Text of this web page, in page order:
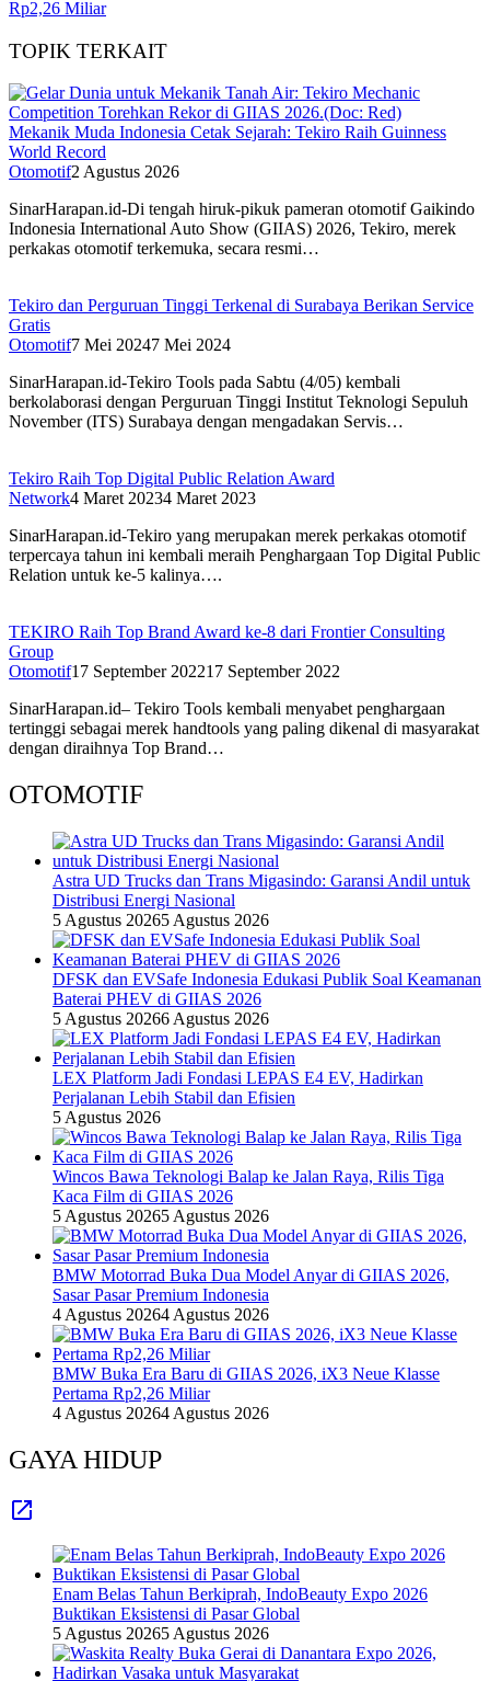
Rp2,26 Miliar
TOPIK TERKAIT
Mekanik Muda Indonesia Cetak Sejarah: Tekiro Raih Guinness
World Record
Otomotif2 Agustus 2026
SinarHarapan.id-Di tengah hiruk-pikuk pameran otomotif Gaikindo
Indonesia International Auto Show (GIIAS) 2026, Tekiro, merek
perkakas otomotif terkemuka, secara resmi…
Tekiro dan Perguruan Tinggi Terkenal di Surabaya Berikan Service
Gratis
Otomotif7 Mei 20247 Mei 2024
SinarHarapan.id-Tekiro Tools pada Sabtu (4/05) kembali
berkolaborasi dengan Perguruan Tinggi Institut Teknologi Sepuluh
November (ITS) Surabaya dengan mengadakan Servis…
Tekiro Raih Top Digital Public Relation Award
Network4 Maret 20234 Maret 2023
SinarHarapan.id-Tekiro yang merupakan merek perkakas otomotif
terpercaya tahun ini kembali meraih Penghargaan Top Digital Public
Relation untuk ke-5 kalinya….
TEKIRO Raih Top Brand Award ke-8 dari Frontier Consulting
Group
Otomotif17 September 202217 September 2022
SinarHarapan.id– Tekiro Tools kembali menyabet penghargaan
tertinggi sebagai merek handtools yang paling dikenal di masyarakat
dengan diraihnya Top Brand…
OTOMOTIF
Astra UD Trucks dan Trans Migasindo: Garansi Andil untuk
Distribusi Energi Nasional
5 Agustus 20265 Agustus 2026
DFSK dan EVSafe Indonesia Edukasi Publik Soal Keamanan
Baterai PHEV di GIIAS 2026
5 Agustus 20266 Agustus 2026
LEX Platform Jadi Fondasi LEPAS E4 EV, Hadirkan
Perjalanan Lebih Stabil dan Efisien
5 Agustus 2026
Wincos Bawa Teknologi Balap ke Jalan Raya, Rilis Tiga
Kaca Film di GIIAS 2026
5 Agustus 20265 Agustus 2026
BMW Motorrad Buka Dua Model Anyar di GIIAS 2026,
Sasar Pasar Premium Indonesia
4 Agustus 20264 Agustus 2026
BMW Buka Era Baru di GIIAS 2026, iX3 Neue Klasse
Pertama Rp2,26 Miliar
4 Agustus 20264 Agustus 2026
GAYA HIDUP
Enam Belas Tahun Berkiprah, IndoBeauty Expo 2026
Buktikan Eksistensi di Pasar Global
5 Agustus 20265 Agustus 2026